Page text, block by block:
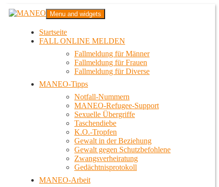
Zum
InhaltMANEO
Das schwule Anti-Gewalt-Projekt in Berlin
Menu and widgets
Startseite
FALL ONLINE MELDEN
Fallmeldung für Männer
Fallmeldung für Frauen
Fallmeldung für Diverse
MANEO-Tipps
Notfall-Nummern
MANEO-Refugee-Support
Sexuelle Übergriffe
Taschendiebe
K.O.-Tropfen
Gewalt in der Beziehung
Gewalt gegen Schutzbefohlene
Zwangsverheiratung
Gedächtnisprotokoll
MANEO-Arbeit